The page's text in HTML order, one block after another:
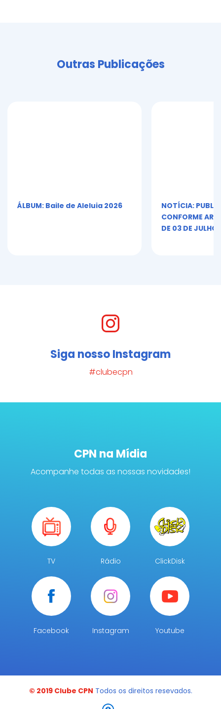
Outras Publicações
ÁLBUM: Baile de Aleluia 2026
NOTÍCIA:
CONFORME ART.
DE 03 DE JULHO
Siga nosso Instagram
#clubecpn
CPN na Mídia
Acompanhe todas as nossas novidades!
TV Rádio ClickDisk
Facebook Instagram Youtube
© 2019 Clube CPN Todos os direitos resevados.